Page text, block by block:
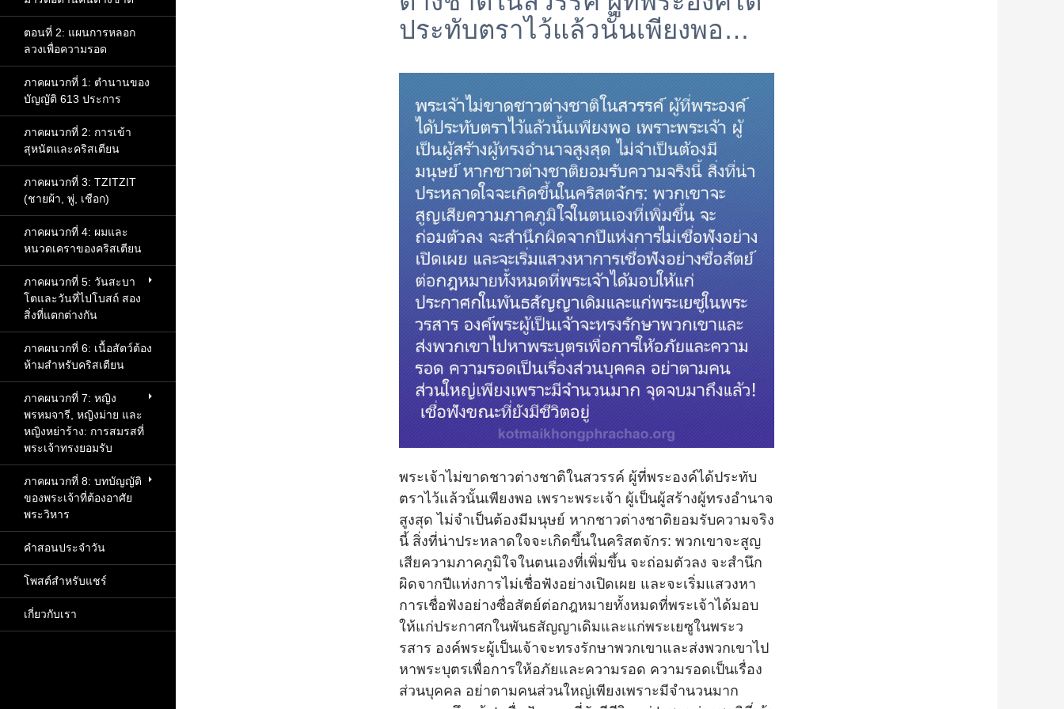
ประทับตราไว้แล้วนั้นเพียงพอ…
พระเจ้าไม่ขาดชาวต่างชาติในสวรรค์ ผู้ที่พระองค์ได้ประทับ
ตราไว้แล้วนั้นเพียงพอ เพราะพระเจ้า ผู้เป็นผู้สร้างผู้ทรงอำนาจ
สูงสุด ไม่จำเป็นต้องมีมนุษย์ หากชาวต่างชาติยอมรับความจริง
นี้ สิ่งที่น่าประหลาดใจจะเกิดขึ้นในคริสตจักร: พวกเขาจะสูญ
เสียความภาคภูมิใจในตนเองที่เพิ่มขึ้น จะถ่อมตัวลง จะสำนึก
ผิดจากปีแห่งการไม่เชื่อฟังอย่างเปิดเผย และจะเริ่มแสวงหา
การเชื่อฟังอย่างซื่อสัตย์ต่อกฎหมายทั้งหมดที่พระเจ้าได้มอบ
ให้แก่ประกาศกในพันธสัญญาเดิมและแก่พระเยซูในพระว
รสาร องค์พระผู้เป็นเจ้าจะทรงรักษาพวกเขาและส่งพวกเขาไป
หาพระบุตรเพื่อการให้อภัยและความรอด ความรอดเป็นเรื่อง
ส่วนบุคคล อย่าตามคนส่วนใหญ่เพียงเพราะมีจำนวนมาก
ตอนที่ 2: แผนการหลอก
ลวงเพื่อความรอด
ภาคผนวกที่ 1: ตำนานของ
บัญญัติ 613 ประการ
ภาคผนวกที่ 2: การเข้า
สุหนัตและคริสเตียน
ภาคผนวกที่ 3: TZITZIT
(ชายผ้า, พู่, เชือก)
ภาคผนวกที่ 4: ผมและ
หนวดเคราของคริสเตียน
ภาคผนวกที่ 5: วันสะบา
โตและวันที่ไปโบสถ์ สอง
สิ่งที่แตกต่างกัน
ภาคผนวกที่ 6: เนื้อสัตว์ต้อง
ห้ามสำหรับคริสเตียน
ภาคผนวกที่ 7: หญิง
พรหมจารี, หญิงม่าย และ
หญิงหย่าร้าง: การสมรสที่
พระเจ้าทรงยอมรับ
ภาคผนวกที่ 8: บทบัญญัติ
ของพระเจ้าที่ต้องอาศัย
พระวิหาร
คำสอนประจำวัน
โพสต์สำหรับแชร์
เกี่ยวกับเรา